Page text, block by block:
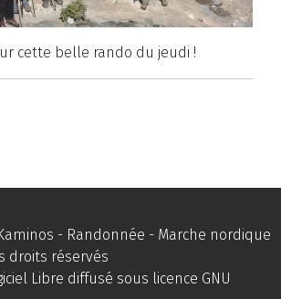
cette belle rando du jeudi !
- Randonnée - Marche nordique
droits réservés
Libre diffusé sous licence GNU